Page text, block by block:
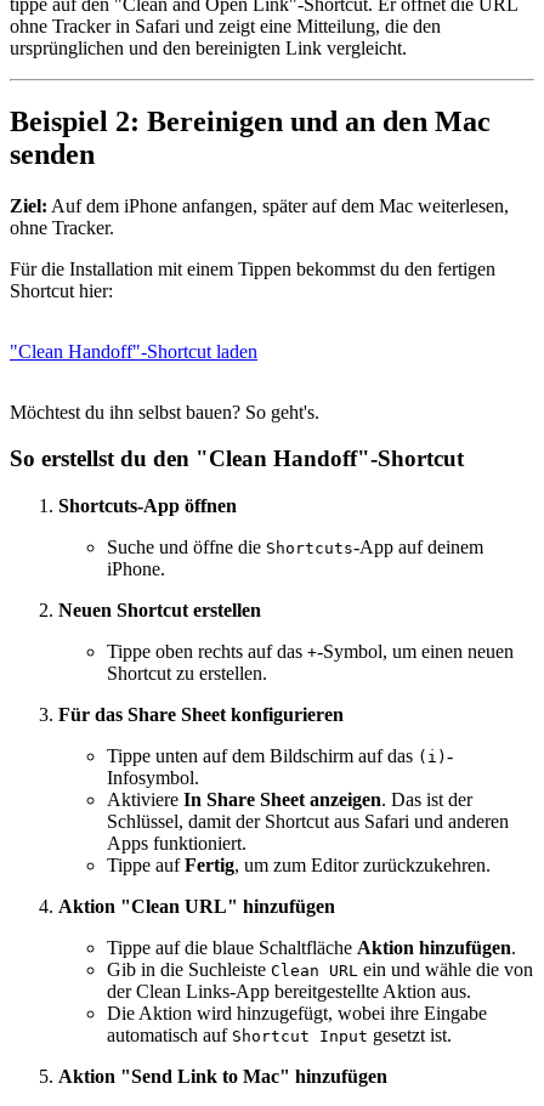
tippe auf den "Clean and Open Link"-Shortcut. Er öffnet die URL
ohne Tracker in Safari und zeigt eine Mitteilung, die den
ursprünglichen und den bereinigten Link vergleicht.
Beispiel 2: Bereinigen und an den Mac
senden
Ziel: Auf dem iPhone anfangen, später auf dem Mac weiterlesen,
ohne Tracker.
Für die Installation mit einem Tippen bekommst du den fertigen
Shortcut hier:
"Clean Handoff"-Shortcut laden
Möchtest du ihn selbst bauen? So geht's.
So erstellst du den "Clean Handoff"-Shortcut
Shortcuts-App öffnen
Suche und öffne die Shortcuts-App auf deinem
iPhone.
Neuen Shortcut erstellen
Tippe oben rechts auf das +-Symbol, um einen neuen
Shortcut zu erstellen.
Für das Share Sheet konfigurieren
Tippe unten auf dem Bildschirm auf das (i) -
Infosymbol.
Aktiviere In Share Sheet anzeigen. Das ist der
Schlüssel, damit der Shortcut aus Safari und anderen
Apps funktioniert.
Tippe aufFertig, um zum Editor zurückzukehren.
Aktion "Clean URL" hinzufügen
Tippe auf die blaue Schaltfläche Aktion hinzufügen.
Gib in die Suchleiste Clean URL ein und wähle die von
der Clean Links-App bereitgestellte Aktion aus.
Die Aktion wird hinzugefügt, wobei ihre Eingabe
automatisch auf Shortcut Input gesetzt ist.
Aktion "Send Link to Mac" hinzufügen